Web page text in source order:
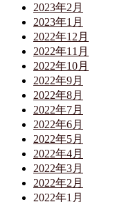
2023年2月
2023年1月
2022年12月
2022年11月
2022年10月
2022年9月
2022年8月
2022年7月
2022年6月
2022年5月
2022年4月
2022年3月
2022年2月
2022年1月